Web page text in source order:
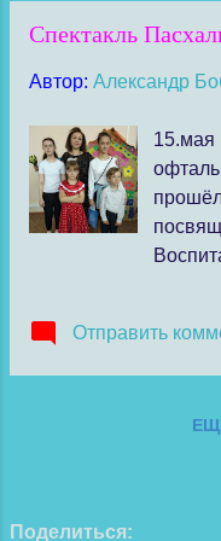
Спектакль
Автор: Александр
15.мая
школы.
Отправить
Поделиться: